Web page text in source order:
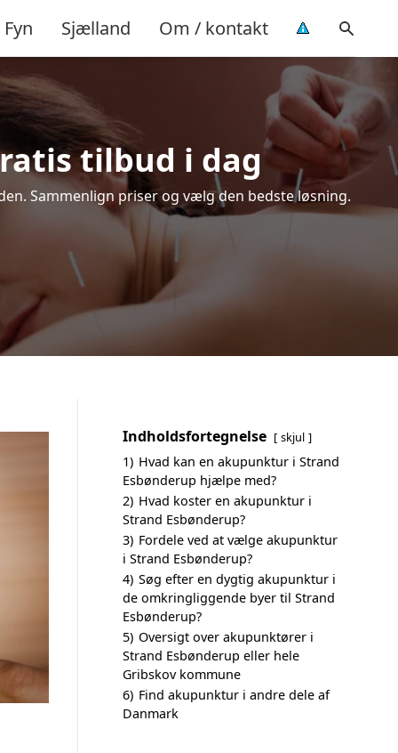
Fyn Sjælland Om / kontakt
tilbud i dag
Sammenlign priser og vælg den bedste løsning.
Indholdsfortegnelse skjul
1) Hvad kan en akupunktur i Strand
Esbønderup hjælpe med?
2) Hvad koster en akupunktur i
Strand Esbønderup?
3) Fordele ved at vælge akupunktur
i Strand Esbønderup?
4) Søg efter en dygtig akupunktur i
de omkringliggende byer til Strand
Esbønderup?
5) Oversigt over akupunktører i
Strand Esbønderup eller hele
Gribskov kommune
6) Find akupunktur i andre dele af
Danmark